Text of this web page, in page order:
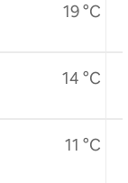
19 °C
14 °C
11 °C